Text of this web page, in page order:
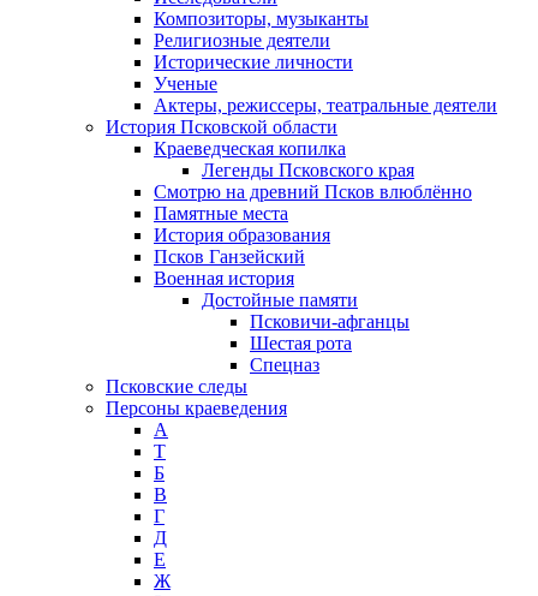
Композиторы, музыканты
Религиозные деятели
Исторические личности
Ученые
Актеры, режиссеры, театральные деятели
История Псковской области
Краеведческая копилка
Легенды Псковского края
Смотрю на древний Псков влюблённо
Памятные места
История образования
Псков Ганзейский
Военная история
Достойные памяти
Псковичи-афганцы
Шестая рота
Спецназ
Псковские следы
Персоны краеведения
А
T
Б
В
Г
Д
Е
Ж